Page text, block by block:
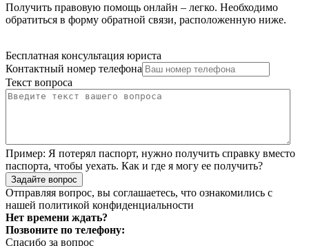
Получить правовую помощь онлайн – легко. Необходимо
обратиться в форму обратной связи, расположенную ниже.
Бесплатная консультация юриста
Контактный номер телефона
Текст вопроса
Пример: Я потерял паспорт, нужно получить справку вместо
паспорта, чтобы уехать. Как и где я могу ее получить?
Задайте вопрос
Отправляя вопрос, вы соглашаетесь, что ознакомились с
нашей политикой конфиденциальности
Нет времени ждать?
Позвоните по телефону:
Спасибо за вопрос